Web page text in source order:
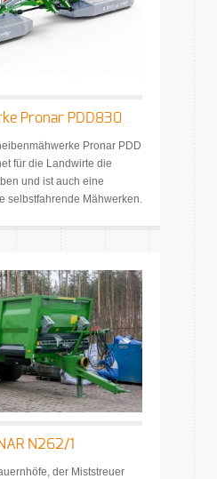
Pronar PDD830
Pronar PDD
für die Landwirte die
und ist auch eine
selbstfahrende Mähwerken.
N262/1
der Miststreuer